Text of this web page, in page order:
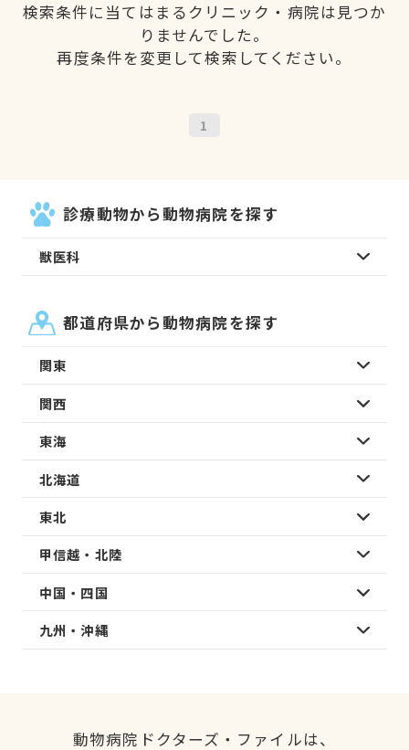
検索条件に当てはまるクリニック・病院は見つか
りませんでした。
再度条件を変更して検索してください。
1
診療動物から動物病院を探す
獣医科
都道府県から動物病院を探す
関東
関西
東海
北海道
東北
甲信越・北陸
中国・四国
九州・沖縄
動物病院ドクターズ・ファイルは、